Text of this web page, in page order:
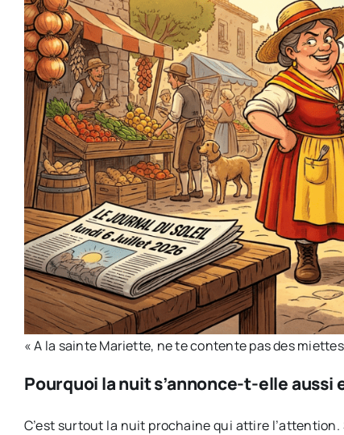
« A la sainte Mariette, ne te contente pas des
Pourquoi la nuit s’annonce-t-elle
C’est surtout la nuit prochaine qui attire